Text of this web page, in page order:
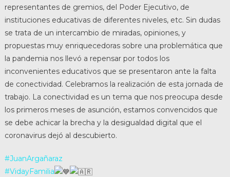
representantes de gremios, del Poder Ejecutivo, de
instituciones educativas de diferentes niveles, etc. Sin dudas
se trata de un intercambio de miradas, opiniones, y
propuestas muy enriquecedoras sobre una problemática que
la pandemia nos llevó a repensar por todos los
inconvenientes educativos que se presentaron ante la falta
de conectividad. Celebramos la realización de esta jornada de
trabajo. La conectividad es un tema que nos preocupa desde
los primeros meses de asunción, estamos convencidos que
se debe achicar la brecha y la desigualdad digital que el
coronavirus dejó al descubierto.
#JuanArgañaraz
#VidayFamilia